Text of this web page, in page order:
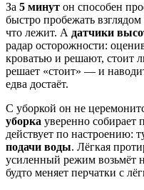
За 5 минут он способен
быстро пробежать
что лежит. А датчики
радар осторожности:
кроватью и решают, стоит
решает «стоит» — и
едва достаёт.
С уборкой он не
уборка уверенно
действует по настроению:
подачи воды. Лёгкая
усиленный режим возьмёт
будто меняет перчатки с